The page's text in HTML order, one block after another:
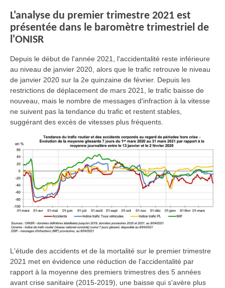
L'analyse du premier trimestre 2021 est
présentée dans le baromètre trimestriel de
l'ONISR
Depuis le début de l'année 2021, l'accidentalité reste inférieure
au niveau de janvier 2020, alors que le trafic retrouve le niveau
de janvier 2020 sur la 2e quinzaine de février. Depuis les
restrictions de déplacement de mars 2021, le trafic baisse de
nouveau, mais le nombre de messages d'infraction à la vitesse
ne suivent pas la tendance du trafic et restent stables,
suggérant des excès de vitesses plus fréquents.
L'étude des accidents et de la mortalité sur le premier trimestre
2021 met en évidence une réduction de l'accidentalité par
rapport à la moyenne des premiers trimestres des 5 années
avant crise sanitaire (2015-2019), une baisse qui s'avère plus